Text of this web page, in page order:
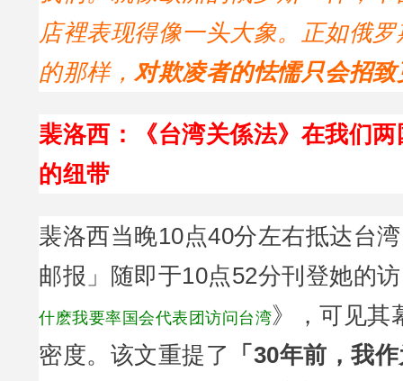
店裡表现得像一头大象。正如俄
的那样， 对欺凌者的怯懦只会招
裴洛西：《台湾关係法》在我们
的纽带
裴洛西当晚10点40分左右抵达台
邮报」随即于10点52分刊登她的
什麽我要率国会代表团访问台湾》，可见其
密度。该文重提了
「30年前，我